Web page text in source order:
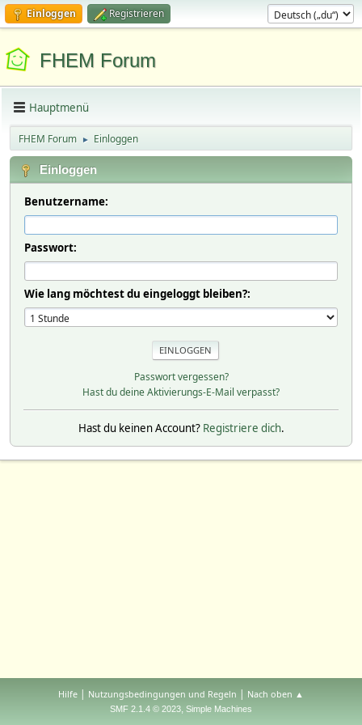
Einloggen Registrieren
FHEM Forum
Hauptmenü
FHEM Forum ► Einloggen
Einloggen
Benutzername:
Passwort:
Wie lang möchtest du eingeloggt bleiben?:
Passwort vergessen?
Hast du deine Aktivierungs-E-Mail verpasst?
Hast du keinen Account? Registriere dich.
Hilfe | Nutzungsbedingungen und Regeln | Nach oben ▲
SMF 2.1.4 © 2023, Simple Machines